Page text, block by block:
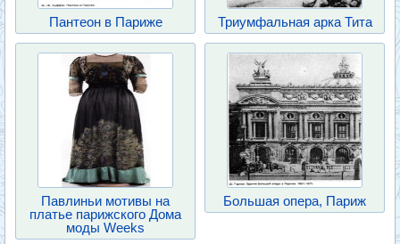
Пантеон в Париже Триумфальная арка Тита
Павлиньи мотивы на
платье парижского Дома
моды Weeks
Большая опера, Париж